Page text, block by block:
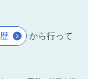
から行って